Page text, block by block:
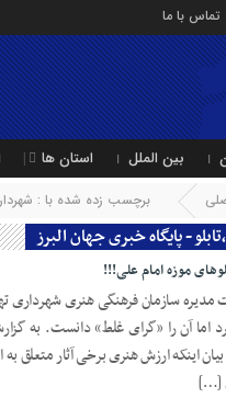
تماس با ما
بین الملل استان ها
برچسب زده شده با :
- پایگاه خبری جهان البرز
موزه امام علی!!!
سازمان فرهنگی هنری شهرداری
اینکه ارزش هنری برخی آثار متعلق
[…]